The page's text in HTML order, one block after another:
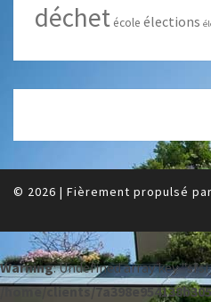
déchet école élections
© 2026 | Fièrement propulsé par
Warning: Undefined array key
/home/clients/